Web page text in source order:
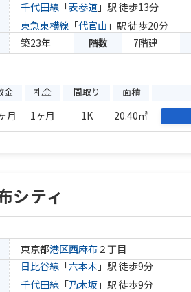
千代田線 「表参道 」駅 徒歩13分
東急東横線 「代官山 」駅 徒歩20分
築23年 階数 7階建
金 礼金 間取り 面積
月 1ヶ月 1K 20.40㎡
シティ
東京都港区西麻布２丁目
日比谷線 「六本木 」駅 徒歩9分
千代田線 「乃木坂 」駅 徒歩9分